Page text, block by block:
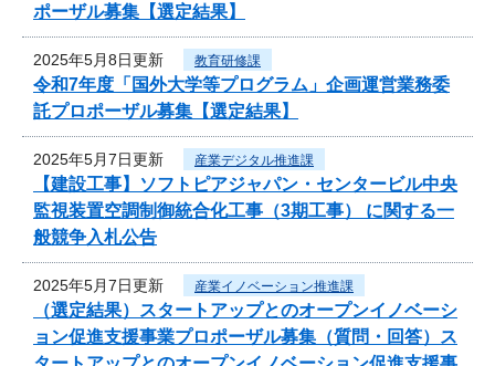
ポーザル募集【選定結果】
2025年5月8日更新 教育研修課
令和7年度「国外大学等プログラム」企画運営業務委
託プロポーザル募集【選定結果】
2025年5月7日更新 産業デジタル推進課
【建設工事】ソフトピアジャパン・センタービル中央
監視装置空調制御統合化工事（3期工事） に関する一
般競争入札公告
2025年5月7日更新 産業イノベーション推進課
（選定結果）スタートアップとのオープンイノベーシ
ョン促進支援事業プロポーザル募集（質問・回答）ス